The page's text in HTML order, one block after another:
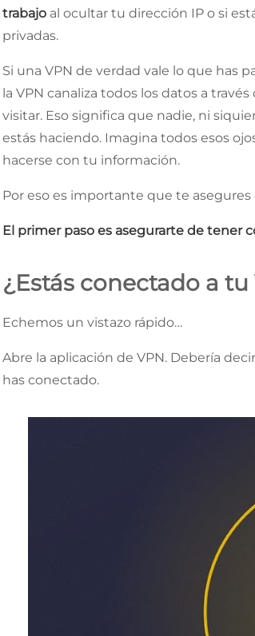
trabajo al ocultar tu dirección IP o si
privadas.
Si una VPN de verdad vale lo que has
la VPN canaliza todos los datos a
visitar. Eso significa que nadie, ni
estás haciendo. Imagina todos esos
hacerse con tu información.
Por eso es importante que te
El primer paso es asegurarte de tener
¿Estás conectado a tu
Echemos un vistazo rápido…
Abre la aplicación de VPN. Debería
has conectado.